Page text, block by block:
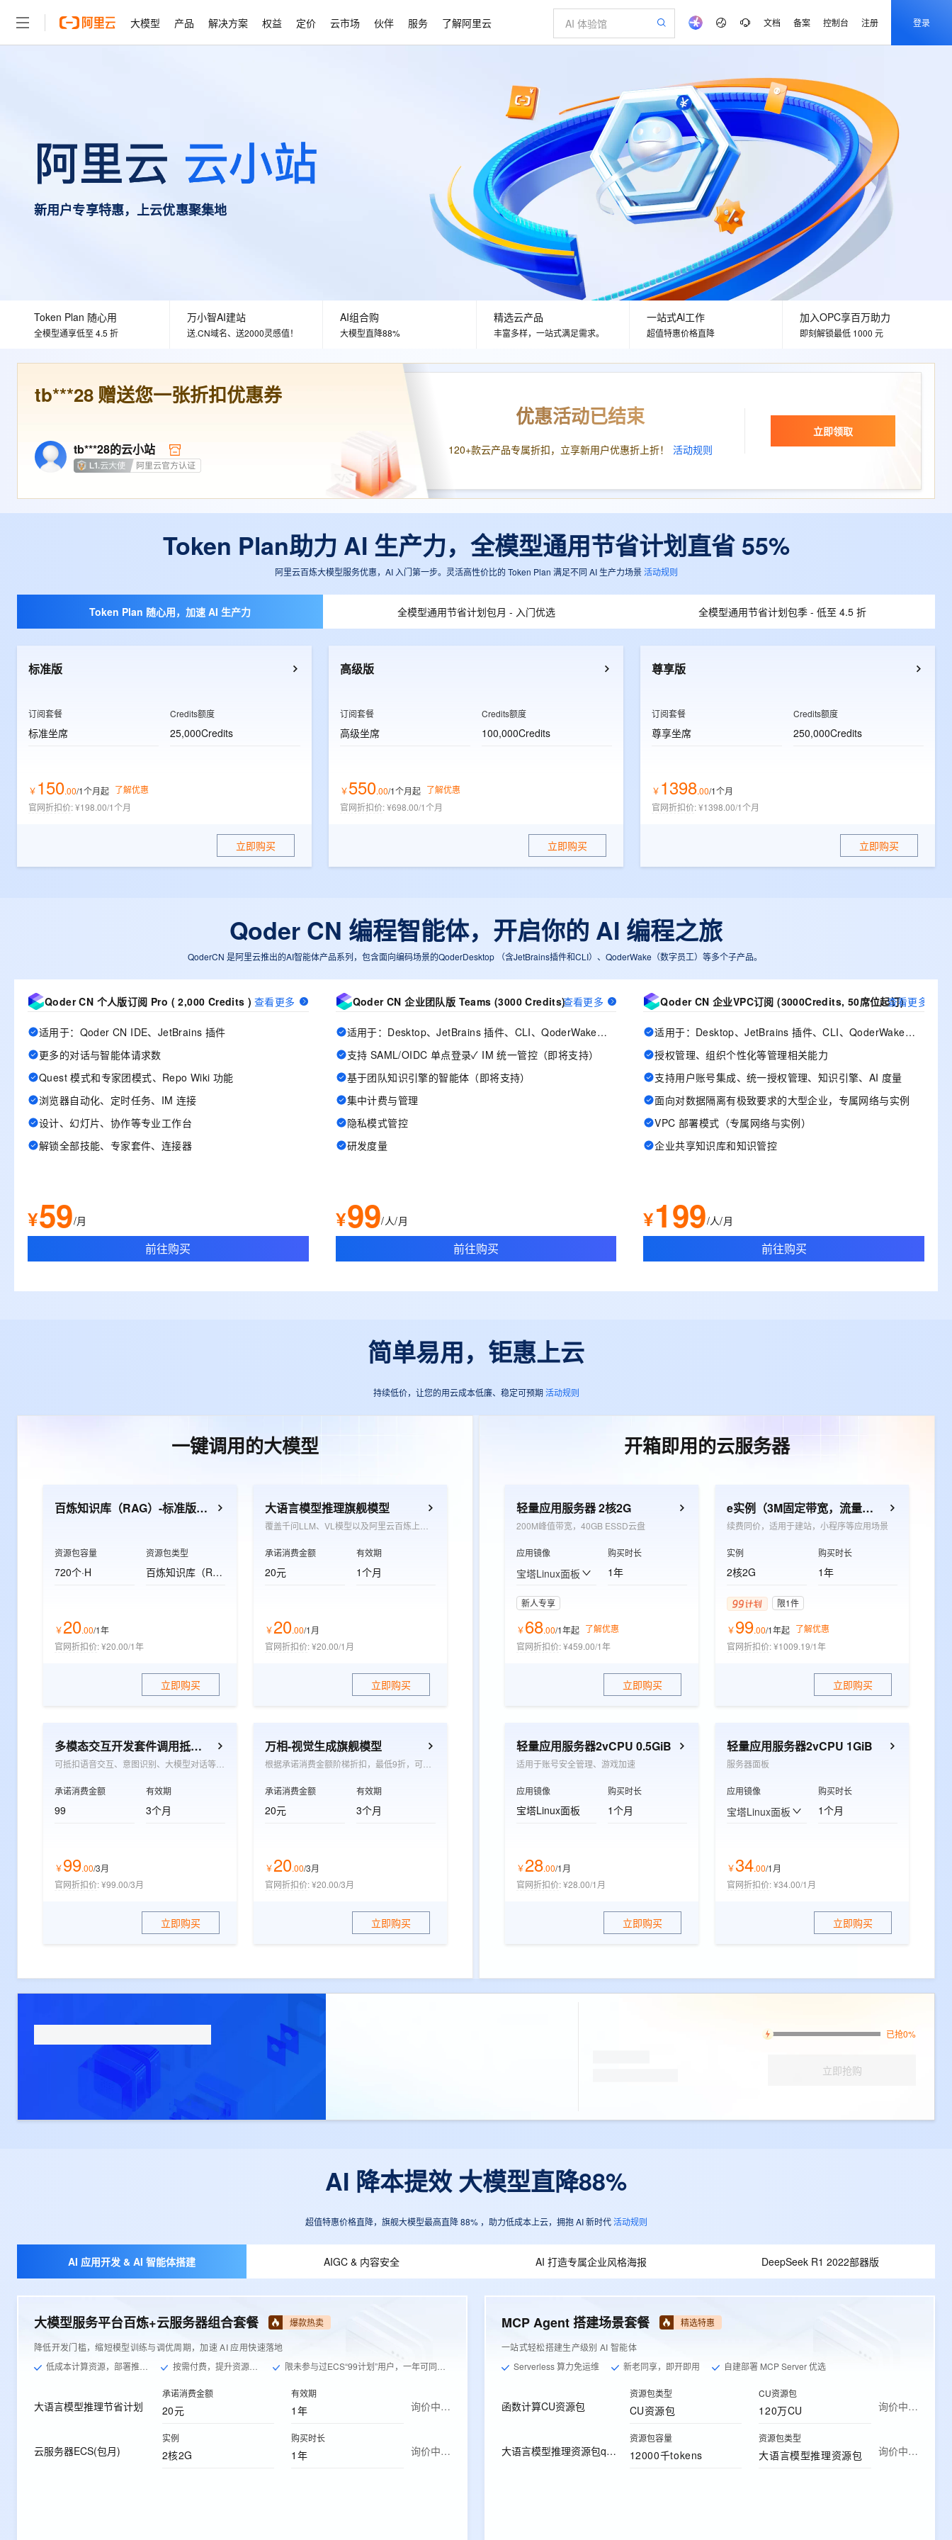
大模型 产品 解决方案 权益 定价 云市场 伙伴 服务 了解阿里云 文档 备案 控制台 注册 登录
新用户专享特惠，上云优惠聚集地
Token Plan 随心用
全模型通享低至 4.5 折
万小智AI建站
送.CN域名、送2000灵感值！
AI组合购
大模型直降88%
精选云产品
丰富多样，一站式满足需求。
一站式Al工作
超值特惠价格直降
加入OPC享百万助力
即刻解锁最低 1000 元
tb***28赠送您一张折扣优惠券
tb***28的云小站
优惠活动已结束
120+款云产品专属折扣，立享新用户优惠折上折！ 活动规则
立即领取
Token Plan助力 AI 生产力，全模型通用节省计划直省 55%
阿里云百炼大模型服务优惠，AI 入门第一步。灵活高性价比的 Token Plan 满足不同 AI 生产力场景 活动规则
Token Plan 随心用，加速 AI 生产力 全模型通用节省计划包月 - 入门优选 全模型通用节省计划包季 - 低至 4.5 折
标准版
订阅套餐
标准坐席
Credits额度
25,000Credits
￥ 150.00/1个月起 了解优惠
官网折扣价:¥198.00/1个月
立即购买
高级版
订阅套餐
高级坐席
Credits额度
100,000Credits
￥550.00/1个月起 了解优惠
官网折扣价:¥698.00/1个月
立即购买
尊享版
订阅套餐
尊享坐席
Credits额度
250,000Credits
￥ 1398.00/1个月
官网折扣价:¥1398.00/1个月
立即购买
Qoder CN 编程智能体，开启你的 AI 编程之旅
QoderCN 是阿里云推出的AI智能体产品系列，包含面向编码场景的QoderDesktop （含JetBrains插件和CLI）、QoderWake（数字员工）等多个子产品。
Qoder CN 个人版订阅 Pro ( 2,000 Credits ) 查看更多
适用于：Qoder CN IDE、JetBrains 插件
更多的对话与智能体请求数
Quest 模式和专家团模式、Repo Wiki 功能
浏览器自动化、定时任务、IM 连接
设计、幻灯片、协作等专业工作台
解锁全部技能、专家套件、连接器
¥59/月
前往购买
Qoder CN 企业团队版 Teams (3000 Credits)查看更多
适用于：Desktop、JetBrains 插件、CLI、QoderWake、Mobile
支持 SAML/OIDC 单点登录✓ IM 统一管控（即将支持）
基于团队知识引擎的智能体（即将支持）
集中计费与管理
隐私模式管控
研发度量
¥99/人/月
前往购买
Qoder CN 企业VPC订阅 (3000Credits, 50席位起订)查看更多
适用于：Desktop、JetBrains 插件、CLI、QoderWake、Mobile
授权管理、组织个性化等管理相关能力
支持用户账号集成、统一授权管理、知识引擎、AI 度量
面向对数据隔离有极致要求的大型企业，专属网络与实例
VPC 部署模式（专属网络与实例）
企业共享知识库和知识管控
¥199/人/月
前往购买
简单易用，钜惠上云
持续低价，让您的用云成本低廉、稳定可预期 活动规则
一键调用的大模型
百炼知识库（RAG）-标准版资源包
资源包容量
720个·H
资源包类型
百炼知识库（RAG）-标准版资源包
￥20.00/1年
官网折扣价:¥20.00/1年
立即购买
大语言模型推理旗舰模型
承诺消费金额
20元
有效期
1个月
￥20.00/1月
官网折扣价:¥20.00/1月
立即购买
多模态交互开发套件调用抵扣包
承诺消费金额
99
有效期
3个月
￥99.00/3月
官网折扣价:¥99.00/3月
立即购买
万相-视觉生成旗舰模型
承诺消费金额
20元
有效期
3个月
￥20.00/3月
官网折扣价:¥20.00/3月
立即购买
开箱即用的云服务器
轻量应用服务器 2核2G
200M峰值带宽，40GB ESSD云盘
应用镜像
宝塔Linux面板
购买时长
1年
新人专享
￥68.00/1年起 了解优惠
官网折扣价:¥459.00/1年
立即购买
e实例（3M固定带宽，流量放心用）
续费同价，适用于建站，小程序等应用场景
实例
2核2G
购买时长
1年
限1件
￥99.00/1年起 了解优惠
官网折扣价:¥1009.19/1年
立即购买
轻量应用服务器2vCPU 0.5GiB
适用于账号安全管理、游戏加速
应用镜像
宝塔Linux面板
购买时长
1个月
￥28.00/1月
官网折扣价:¥28.00/1月
立即购买
轻量应用服务器2vCPU 1GiB
服务器面板
应用镜像
宝塔Linux面板
购买时长
1个月
￥34.00/1月
官网折扣价:¥34.00/1月
立即购买
已抢0%
立即抢购
AI 降本提效 大模型直降88%
超值特惠价格直降，旗舰大模型最高直降 88% ，助力低成本上云，拥抱 AI 新时代 活动规则
AI 应用开发 & AI 智能体搭建 AIGC & 内容安全 AI 打造专属企业风格海报 DeepSeek R1 2022部器版
大模型服务平台百炼+云服务器组合套餐 爆款热卖
降低开发门槛，缩短模型训练与调优周期，加速 AI 应用快速落地
低成本计算资源，部署推理服务
按需付费，提升资源利用率 限未参与过ECS“99计划”用户，一年可同价续费1次
大语言模型推理节省计划
承诺消费金额
20元
有效期
1年 询价中…
云服务器ECS(包月)
实例
2核2G
购买时长
1年 询价中…
MCP Agent 搭建场景套餐 精选特惠
一站式轻松搭建生产级别 AI 智能体
Serverless 算力免运维
新老同享，即开即用 自建部署 MCP Server 优选
函数计算CU资源包
资源包类型
CU资源包
CU资源包
120万CU 询价中…
大语言模型推理资源包qwen-plus
资源包容量
12000千tokens
资源包类型
大语言模型推理资源包 询价中…
千问官方 MaaS 平台，为开发者和 Agent 而生，新用户赠送 1 亿 + tokens 额度
大模型服务平台百炼
为企业打造的大模型服务与应用开发平台
大模型
视觉 Coding、空间感知、多模态思考等全面升级
Kimi-K3 NEW
Kimi 最新旗舰模型，长程编程与推理利器
Deepseek-v4-pro
旗舰 MoE 大模型，百万上下文与顶尖推理能力
1M上下文，专为长程任务能力而生
图片和视频生成
HappyHorse-1.1-T2V
图生视频，流畅自然，细节丰富
语音识别与合成
Qwen3-TTS-Flash
Cosyvoice-V3-Flash
在线体验全尺寸、多种模态的模型效果
Happy 系列大模型
新一代 AI 视频生成模型，深度适配广告营销等场景
AI 应用构建
大模型服务平台百炼-应用模版
丰富多元化的应用模版和解决方案
大模型服务平台百炼-智能体
灵活可视化地构建企业级 Agent
人工智能平台 PAI
AI Native 的算法工程平台，一站式完成建模、训练、推理服务部署
Qoder HOT
面向真实软件的智能体编程平台
万有无界
秒悟
云端极速 AI 应用创作平台
一站式AI生产力平台
大模型服务平台百炼 - 全妙
多模态内容创作工具，已接入 DeepSeek
大模型解决方案
快速部署 Dify，高效搭建 AI 应用
10分钟微调：让0.6B模型媲美235B模
型
用1%尺寸在特定领域达到大模型90%以上效果
多模态数据信息提取
从文本、图片、视频中提取结构化的属性信息
与 AI 智能体进行实时音视频通话
构建大模型应用的安全防护体系
精选产品
人工智能与机器学习
计算
网络与CDN
安全
中间件
数据库
媒体服务
开发工具
专有云
轻量应用服务器
覆盖公网/内网、递归/权威、移动APP等全场景解析服务
大数据开发治理平台 DataWorks
云原生的云上边界网络安全防护产品
多元化、高性能、安全可靠的大模型服务
数字证书管理服务（原SSL证书）
实现全站HTTPS，呈现可信的WEB访问
面向真实软件的智能体编程平台
基于千问大模型等，支持代码智能生成、研发智能问答
云原生大数据计算服务 MaxCompute
云服务器 ECS
安全可靠、弹性可伸缩的云计算服务
对象存储 OSS
无影云电脑
随时随地安全接入的云上超级电脑
国内短信简单易用，安全可靠，秒级触达，全球覆盖200+国家和地区。
云原生数据库 PolarDB
100%兼容MySQL、PostgreSQL，兼容Oracle，支持集中和分布式
容器服务 Kubernetes 版 ACK
产品动态
Qwen3.8-Max 模型上线
Open Search 向量检索版支
持视频检索 Pipeline 功能
应用身份服务 (IDaaS)
OpenClaw 管理能力上线
MaxCompute MaxFrame 提
供自动弹性内存功能
Milvus 弹性伸缩功能新增节
点支持范围
AI 原生数据库服务发布
云原生数据库 PolarDB
精选解决方案
AI
互联网应用开发
网络
上云与迁云
政企业务
Agency Agents：拥有专属领域专家
睿译宝，AI翻译排版一步到位 NEW
上传文档即自动完成翻译和格式还原
GLM-5.2：长任务时代开源旗舰模型
真正可用的 1M 上下文,一次完成代码全链路开发
Hermes Agent，打造自进化智能体
自主进化，持久记忆，越用越聪明
Claude Code + GStack 打造工程团队
安装技能 GStack，拥有专属 AI 工程团队
Qwen Audio：打造专属 AI 语音助手
Qwen-Audio-3.0-Realtime 端到端实时语音角色扮演
即刻拥有 DeepSeek-V4-Pro
轻松解锁专属 DeepSeek-V4-Pro
5 分钟轻松部署专属 QwenPaw HOT
从聊天伙伴进化为能主动干活的本地数字员工
低代码高效构建企业门户网站
以可视化方式快速构建移动和 PC 门户网站
一句话生成原生可编辑精美 PPT 文稿
输入一句话想法, 轻松生成专业的 PPT
一键部署幻兽帕鲁游戏服务器 HOT
一键购买专属联机服务器，轻松开启游戏
漫剧工坊：一站式动画创作平台
快速生产连贯的高质量长漫剧
10 分钟搭建微信、支付宝小程序
高效部署网站，快速应用到小程序
官方推荐返现计划
推荐新用户得奖励，单订单最高返9万
高校专属算力普惠，学生认证享300元代金券
最高领取价值200元试用点，立即开启云上创新
AI 产品 免费试用
产品新客免费试用，最长12个月
至高享 1亿+免费 tokens，加速 Al 应用落地
阿里云 OPC 创新助力计划
至高百万元 Token 补贴，加速一人公司成长
Token Plan 模型订阅计划
Qwen3.8-Max 首发尝鲜，限时加量 10 倍，夜间低至2折
千问办公，限时限量积分加倍 NEW
你的AI工作搭子，覆盖日常办公高频场景
送.CN域名，送备案服务码
Night Plan 支持 Qwen 3.8-Max NEW
AI Coding
智能编程，一键开启高性价比 AI 编程新体验
AI 电商营销
从图文生成到视频创作，一键激活电商全链路生产力
AI 广告创作
图文、视频一站生成，高效打造优质广告素材
0 代码专业建站，无忧落地极速上线
AI 短剧/漫剧
AI助力短剧漫剧创作，剧本、分镜、视频高效生成
AI 办公
智能客服
AI 活动
AI 生产力先锋
先锋实践拓展 AI 生产力的边界
飞天发布时刻
从基础到进阶，Agent 创客手把手教你
创新加速
上云场景组合购
覆盖90%+业务场景，专享组合折扣价
云聚AI 严选权益
AI 用量加速计划
云上成本管理
管理和优化成本 推动算力普惠，释放技术红利
一站式生成采购清单，支持单品或批量购买
阿里云 OPC 创新助力计划
至高可申请百万元
Token 补贴，五大权
益加速 OPC 成功
Salesforce 国际版订阅
友盟天域
观测云
畅捷通
Tableau 订阅
AI空中课堂在线直播课堂（旗舰版）
生态解决方案
OCR 文字识别
企业应用
CRM
OA 办公系统
财税管理
400电话
广告营销
Windows
宝塔 Linux
CentOS
Docker
JAVA
操作系统
WordPress
Red Hat
SUSE
建站小程序
模板小程序
定制小程序
APP 开发
专业服务
域名
商标
上云迁移
代维服务
安全
AI 应用及服务市场
数据标注
销售伙伴合作计划
无影生态合作计划
阿里云MaaS产品伙伴计划（繁花）
弹性计算合作计划
云存储合作计划
数据库合作计划
云网络合作计划
Salesforce On Alibaba Cloud ISV 合作
计划
成为服务伙伴
服务伙伴合作计划
Al MaaS 服务伙伴赋能合作
伙伴信用分合作计划
合作伙伴培训与认证
查询合作伙伴
登录合作伙伴管理后台
售后服务
自助服务
在线服务
企业成长
大模型认证
全部认证
训练营
信息公告
健康状态
开发者社区
博文
问答
我要反馈
我要建议
我要投诉
稳定可靠
安全合规
分析师报告
云开发大赛
看见新力量
金融模力时刻
2026 阿里云峰会
阿里云中企出海大会
云栖大会
活动全景
魔搭 ModelScope
魔搭 ModelScope
高校合作
加入我们
Careers
社会招聘